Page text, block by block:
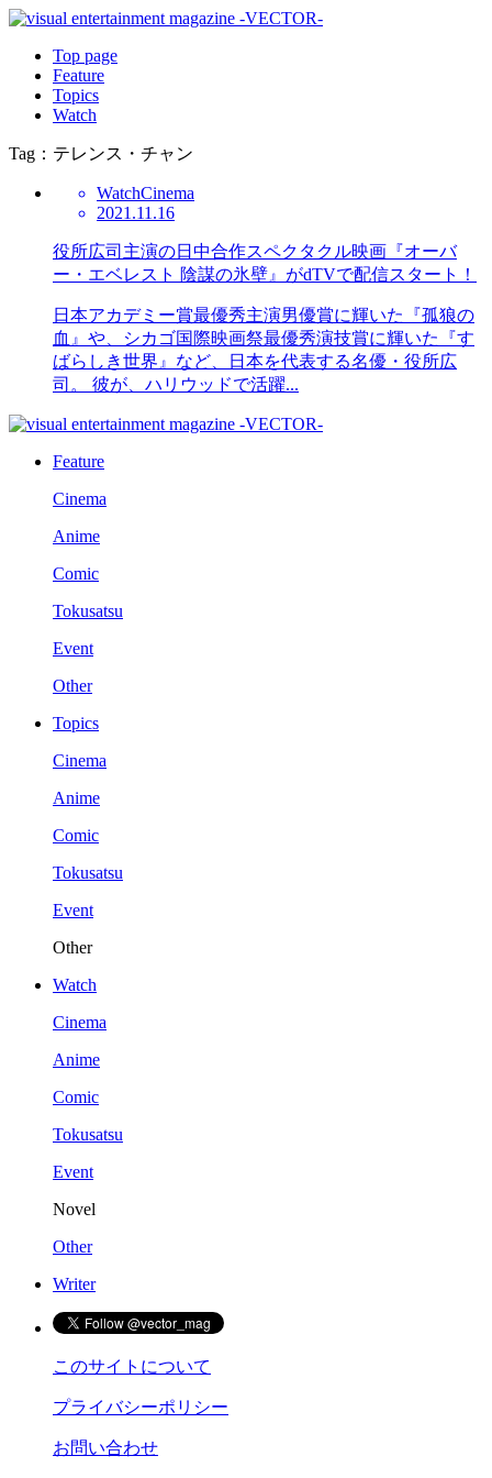
Top page
Feature
Topics
Watch
Tag：テレンス・チャン
WatchCinema
2021.11.16
役所広司主演の日中合作スペクタクル映画『オーバ
ー・エベレスト 陰謀の氷壁』がdTVで配信スタート！
日本アカデミー賞最優秀主演男優賞に輝いた『孤狼の
血』や、シカゴ国際映画祭最優秀演技賞に輝いた『す
ばらしき世界』など、日本を代表する名優・役所広
司。 彼が、ハリウッドで活躍...
Feature
Cinema
Anime
Comic
Tokusatsu
Event
Other
Topics
Cinema
Anime
Comic
Tokusatsu
Event
Other
Watch
Cinema
Anime
Comic
Tokusatsu
Event
Novel
Other
Writer
このサイトについて
プライバシーポリシー
お問い合わせ